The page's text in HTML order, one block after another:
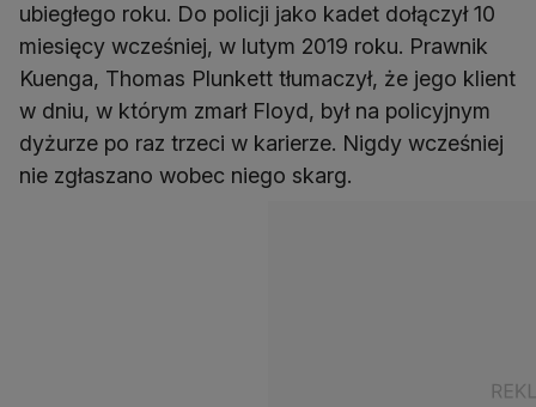
ubiegłego roku. Do policji jako kadet dołączył 10
miesięcy wcześniej, w lutym 2019 roku. Prawnik
Kuenga, Thomas Plunkett tłumaczył, że jego klient
w dniu, w którym zmarł Floyd, był na policyjnym
dyżurze po raz trzeci w karierze. Nigdy wcześniej
nie zgłaszano wobec niego skarg.